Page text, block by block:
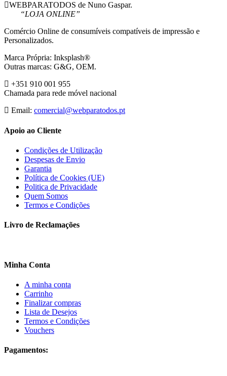
WEBPARATODOS de Nuno Gaspar.
“LOJA ONLINE”
Comércio Online de consumíveis compatíveis de impressão e
Personalizados.
Marca Própria: Inksplash®
Outras marcas: G&G, OEM.
+351 910 001 955
Chamada para rede móvel nacional
Email: comercial@webparatodos.pt
Apoio ao Cliente
Condições de Utilização
Despesas de Envio
Garantia
Política de Cookies (UE)
Politica de Privacidade
Quem Somos
Termos e Condições
Livro de Reclamações
Minha Conta
A minha conta
Carrinho
Finalizar compras
Lista de Desejos
Termos e Condições
Vouchers
Pagamentos: